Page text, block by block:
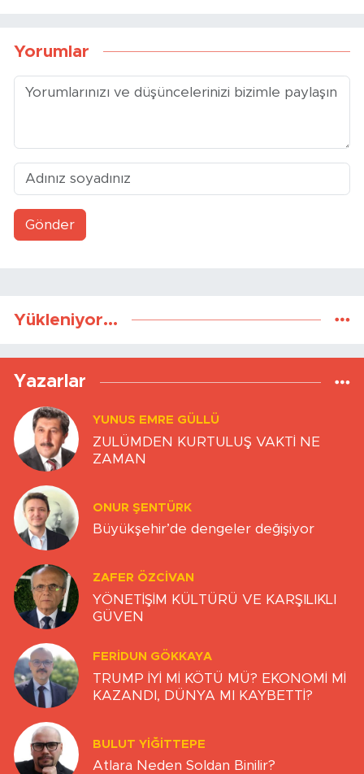
Yorumlar
Gönder
Yükleniyor...
Yazarlar
YUNUS EMRE GÜLLÜ
ZULÜMDEN KURTULUŞ VAKTİ NE
ZAMAN
ONUR ŞENTÜRK
Büyükşehir’de dengeler değişiyor
ZAFER ÖZCIVAN
YÖNETİŞİM KÜLTÜRÜ VE KARŞILIKLI
GÜVEN
FERIDUN GÖKKAYA
TRUMP İYİ Mİ KÖTÜ MÜ? EKONOMİ Mİ
KAZANDI, DÜNYA MI KAYBETTİ?
BULUT YİĞİTTEPE
Atlara Neden Soldan Binilir?